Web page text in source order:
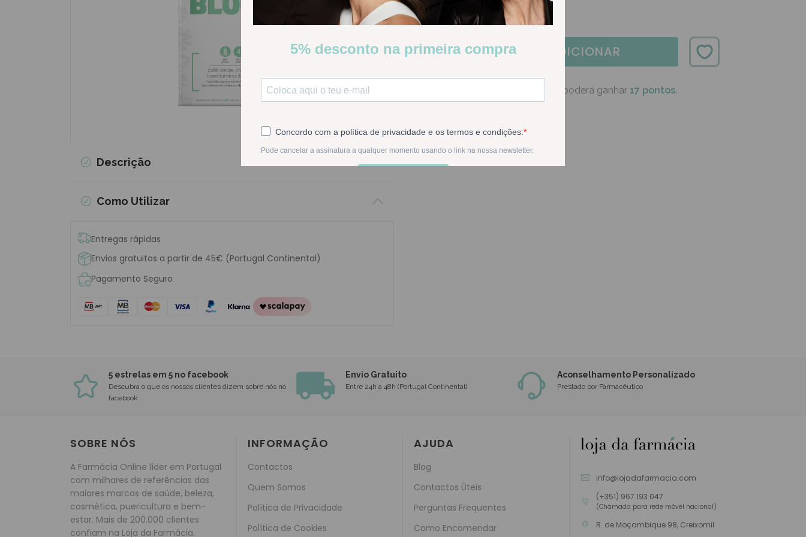
Descrição
Como Utilizar
Entregas rápidas
Envios gratuitos a partir de 45€ (Portugal Continental)
Pagamento Seguro
Stock: Disponível
- 1 + ADICIONAR
Na compra deste produto poderá ganhar 17 pontos.
5 estrelas em 5 no facebook
Descubra o que os nossos clientes dizem sobre nós no
facebook
Envio Gratuito
Entre 24h a 48h (Portugal Continental)
Aconselhamento Personalizado
Prestado por Farmacêutico
SOBRE NÓS
A Farmácia Online líder em Portugal
com milhares de referências das
maiores marcas de saúde, beleza,
cosmética, puericultura e bem-
estar. Mais de 200.000 clientes
confiam na Loja da Farmácia.
INFORMAÇÃO
Contactos
Quem Somos
Política de Privacidade
Política de Cookies
AJUDA
Blog
Contactos Úteis
Perguntas Frequentes
Como Encomendar
info@lojadafarmacia.com
(+351) 967 193 047
(Chamada para rede móvel nacional)
R. de Moçambique 98, Creixomil